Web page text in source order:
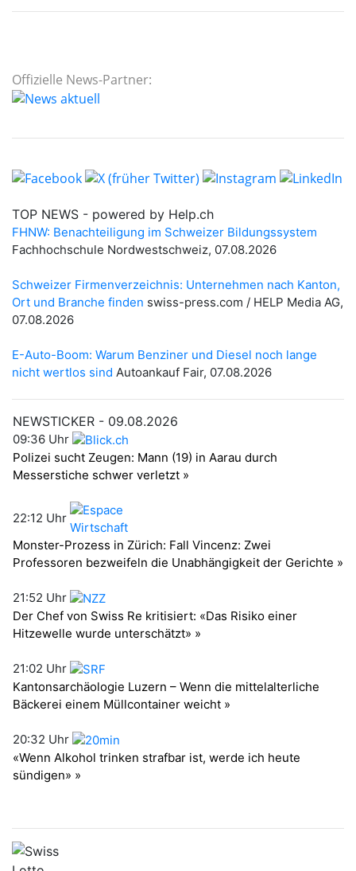
Offizielle News-Partner: